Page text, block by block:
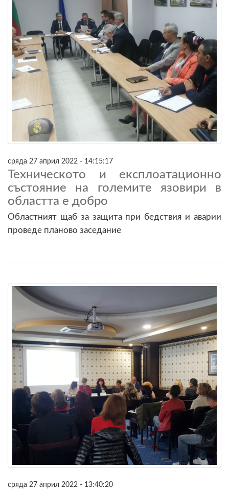
сряда 27 април 2022 - 14:15:17
Техническото и експлоатационно
състояние на големите язовири в
областта е добро
Областният щаб за защита при бедствия и аварии
проведе планово заседание
сряда 27 април 2022 - 13:40:20